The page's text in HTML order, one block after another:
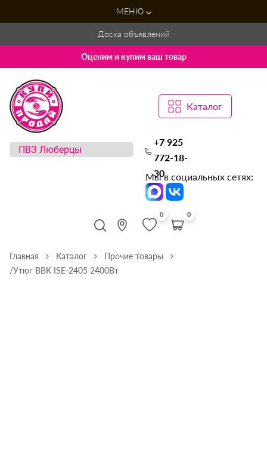
МЕНЮ
Доска объявлений
Оценим и купим ваш товар
Каталог
+7 925
772-18-
30
Мы в социальных сетях:
0 0
Главная Каталог
Прочие товары
/Утюг BBK ISE-2405 2400Вт